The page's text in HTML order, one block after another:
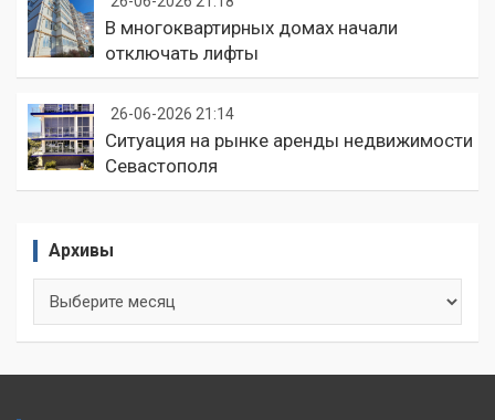
В многоквартирных домах начали
отключать лифты
26-06-2026 21:14
Ситуация на рынке аренды недвижимости
Севастополя
Архивы